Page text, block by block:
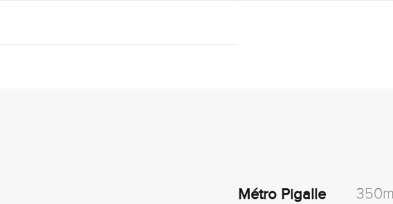
Métro Pigalle